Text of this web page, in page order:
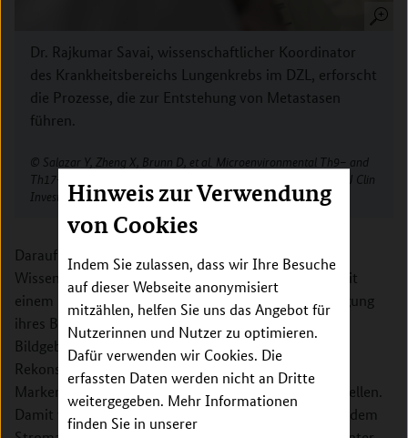
Hinweis zur Verwendung
von Cookies
Indem Sie zulassen, dass wir Ihre Besuche
auf dieser Webseite anonymisiert
mitzählen, helfen Sie uns das Angebot für
Nutzerinnen und Nutzer zu optimieren.
Dafür verwenden wir Cookies. Die
erfassten Daten werden nicht an Dritte
weitergegeben. Mehr Informationen
finden Sie in unserer
Dr. Rajkumar Savai, wissenschaftlicher Koordinator
des Krankheitsbereichs Lungenkrebs im DZL, erforscht
die Prozesse, die zur Entstehung von Metastasen
führen.
Salazar Y, Zheng X, Brunn D, et al. Microenvironmental Th9– and
Th17– lymphocytes induce metastatic spreading in lung cancer. J Clin
Invest. 2020. (doi.org/10.1172/JCI124037)
Daraufhin suchten die Wissenschaftlerinnen und
Wissenschaftler in Gewebeproben von Erkrankten mit
einem kleinzelligen Lungentumor nach einer Bestätigung
ihres Befundes. Mithilfe eines computerbasierten
Bildgebungsverfahrens gelang es, eine räumliche
Rekonstruktion verschiedener Zelltypen und
Markerproteine innerhalb der Gewebeproben zu erstellen.
Damit wurden im Gebiet zwischen den Tumorzellen, dem